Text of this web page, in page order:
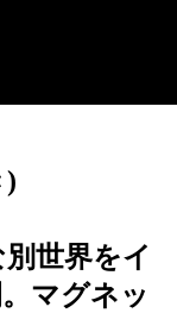
)
世界をイ
マグネッ